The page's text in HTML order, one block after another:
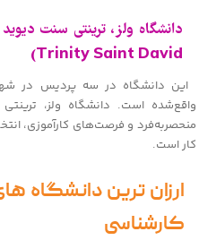
Trinity Saint David)
این دانشگاه در سه پردیس در
واقع‌شده است. دانشگاه ولز،
منحصربه‌فرد و فرصت‌های کارآموزی،
کار است.
ارزان ترین دانشگاه
کارشناسی